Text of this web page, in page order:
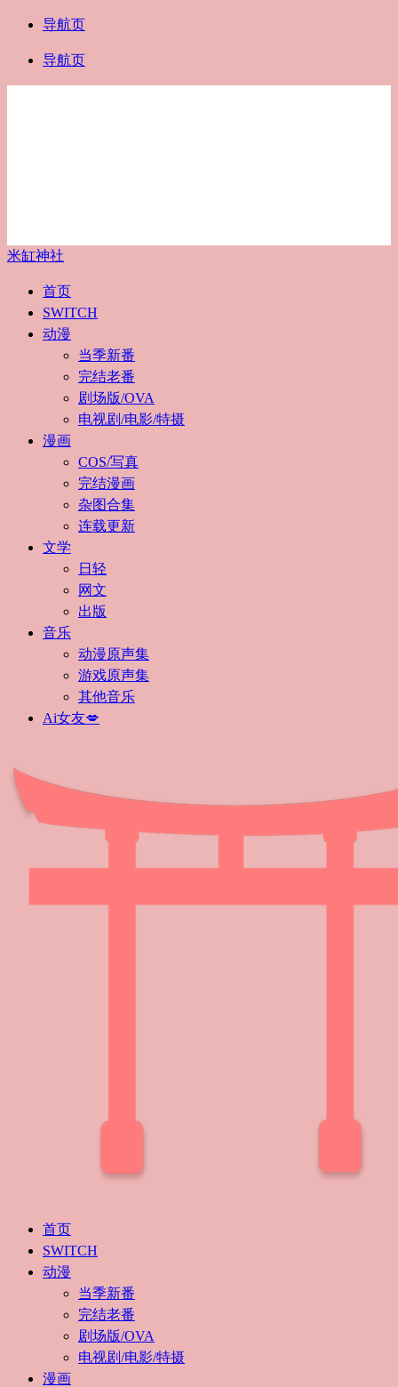
导航页
导航页
米缸神社
首页
SWITCH
动漫
当季新番
完结老番
剧场版/OVA
电视剧/电影/特摄
漫画
COS/写真
完结漫画
杂图合集
连载更新
文学
日轻
网文
出版
音乐
动漫原声集
游戏原声集
其他音乐
Ai女友💋
首页
SWITCH
动漫
当季新番
完结老番
剧场版/OVA
电视剧/电影/特摄
漫画